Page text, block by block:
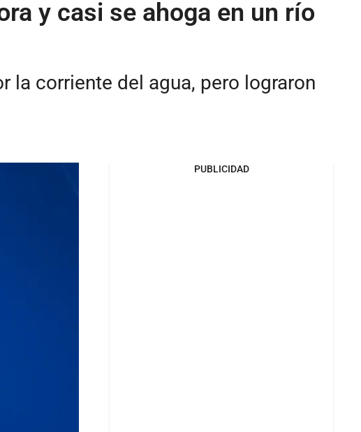
y casi se ahoga en un río
la corriente del agua, pero lograron
PUBLICIDAD